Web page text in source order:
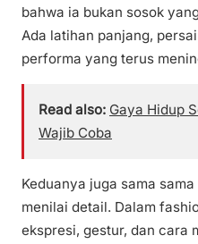
bahwa ia bukan sosok
Ada latihan panjang,
performa yang terus
Read also: Gaya Hidup
Wajib Coba
Keduanya juga sama
menilai detail. Dalam
ekspresi, gestur, dan cara